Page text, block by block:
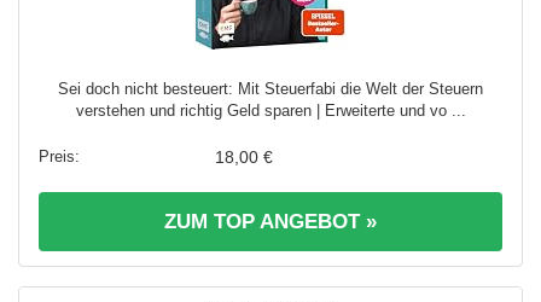
Sei doch nicht besteuert: Mit Steuerfabi die Welt der Steuern
verstehen und richtig Geld sparen | Erweiterte und vo ...
18,00 €
ZUM TOP ANGEBOT »